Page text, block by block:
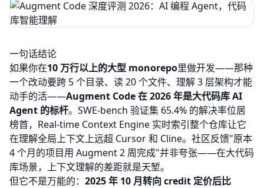
一句话结论
如果你在10 万行以上的大型 monorepo里做开发——那种
一个改动要跨 5 个目录、读 20 个文件、理解 3 层架构才能
动手的活——Augment Code 在 2026 年是大代码库 AI
Agent 的标杆。SWE-bench 验证集 65.4% 的解决率位居
榜首，Real-time Context Engine 实时索引整个仓库让它
在理解全局上下文上远超 Cursor 和 Cline。社区反馈"原本
4 个月的项目用 Augment 2 周完成"并非夸张——在大代码
库场景，上下文理解的差距就是天堑。
但它不是万能的： 2025 年 10 月转向 credit 定价后比